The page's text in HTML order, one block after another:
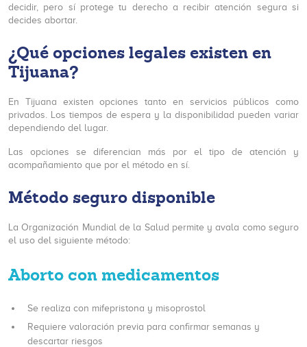
decidir, pero sí protege tu derecho a recibir atención segura si
decides abortar.
¿Qué opciones legales existen en
Tijuana?
En Tijuana existen opciones tanto en servicios públicos como
privados. Los tiempos de espera y la disponibilidad pueden variar
dependiendo del lugar.
Las opciones se diferencian más por el tipo de atención y
acompañamiento que por el método en sí.
Método seguro disponible
La Organización Mundial de la Salud permite y avala como seguro
el uso del siguiente método:
Aborto con medicamentos
Se realiza con mifepristona y misoprostol
Requiere valoración previa para confirmar semanas y
descartar riesgos